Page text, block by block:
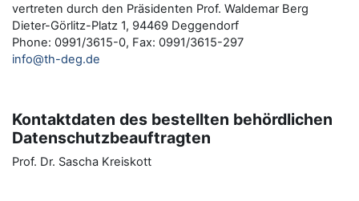
vertreten durch den Präsidenten Prof. Waldemar Berg
Dieter-Görlitz-Platz 1, 94469 Deggendorf
Phone: 0991/3615-0, Fax: 0991/3615-297
info@th-deg.de
Kontaktdaten des bestellten behördlichen
Datenschutzbeauftragten
Prof. Dr. Sascha Kreiskott